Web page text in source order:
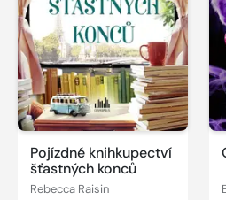
Pojízdné knihkupectví
šťastných konců
Rebecca Raisin